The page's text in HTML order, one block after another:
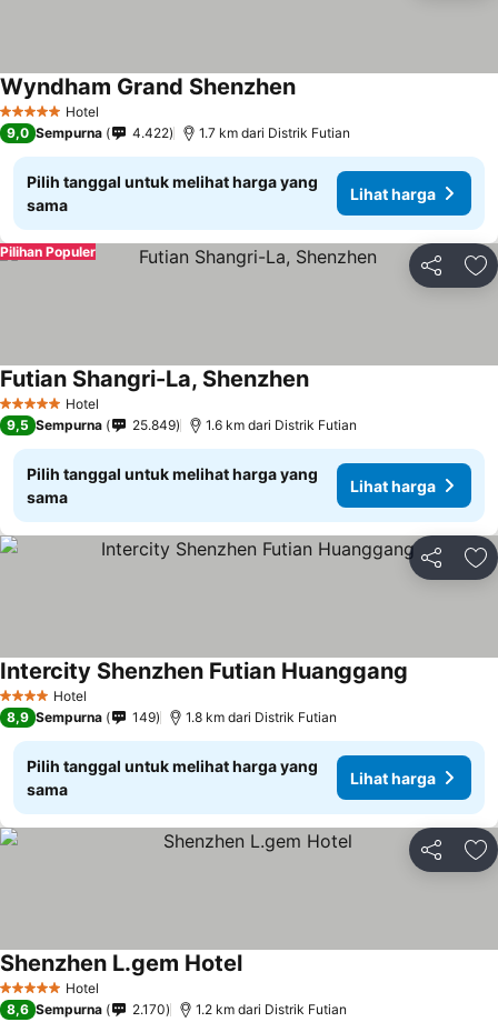
5 Bintang Hotel
Wyndham Grand ShenzhenLihat harga
9,0 Sempurna 4.422 1.7 km dari Distrik Futian
Pilih tanggal untuk melihat harga yang
sama
Lihat harga
Bagikan
Pilihan Populer
5 Bintang Hotel
Futian Shangri-La, ShenzhenLihat harga
9,5 Sempurna 25.849 1.6 km dari Distrik Futian
Pilih tanggal untuk melihat harga yang
sama
Lihat harga
Bagikan
4 BintangHotel
Intercity Shenzhen Futian Huanggang
8,9 Sempurna 149 1.8 km dari Distrik Futian
Pilih tanggal untuk melihat harga yang
sama
Lihat harga
Bagikan
5 Bintang Hotel
Shenzhen L.gem HotelLihat harga
8,6 Sempurna 2.170 1.2 km dari Distrik Futian